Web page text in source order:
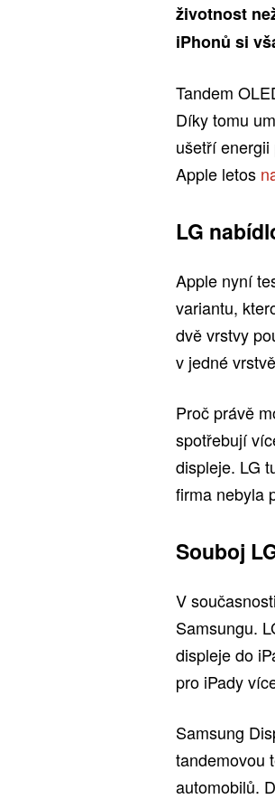
životnost
iPhonů si
Tandem
Díky tomu
ušetří
Apple letos
LG
Apple nyní
variantu,
dvě vrstvy
v jedné
Proč právě
spotřebují
displeje. LG
firma nebyla
Souboj
V
Samsungu.
displeje do
pro iPady
Samsung
tandemovou
automobilů.